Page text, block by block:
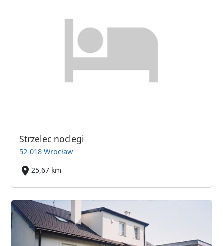
Strzelec noclegi
52-018 Wrocław
25,67 km